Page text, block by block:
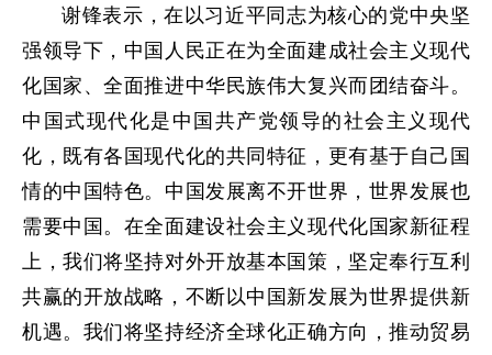
谢锋表示，在以习近平同志为核心的党中央坚
强领导下，中国人民正在为全面建成社会主义现代
化国家、全面推进中华民族伟大复兴而团结奋斗。
中国式现代化是中国共产党领导的社会主义现代
化，既有各国现代化的共同特征，更有基于自己国
情的中国特色。中国发展离不开世界，世界发展也
需要中国。在全面建设社会主义现代化国家新征程
上，我们将坚持对外开放基本国策，坚定奉行互利
共赢的开放战略，不断以中国新发展为世界提供新
机遇。我们将坚持经济全球化正确方向，推动贸易